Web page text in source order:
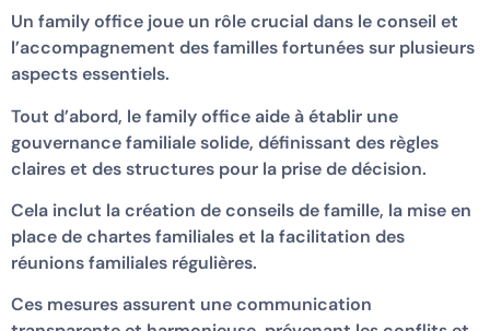
Un family office joue un rôle crucial dans le conseil et
l’accompagnement des familles fortunées sur plusieurs
aspects essentiels.
Tout d’abord, le family office aide à établir une
gouvernance familiale solide, définissant des règles
claires et des structures pour la prise de décision.
Cela inclut la création de conseils de famille, la mise en
place de chartes familiales et la facilitation des
réunions familiales régulières.
Ces mesures assurent une communication